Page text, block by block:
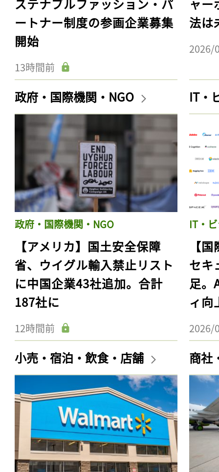
ステナブルファッション・パ
ートナー制度の参画企業募集
開始
13時間前
ャー
法は
2026/
政府・国際機関・NGO
政府・国際機関・NGO
【アメリカ】国土安全保障
省、ウイグル輸入禁止リスト
に中国企業43社追加。合計
187社に
12時間前
IT・
IT・
【
セキ
足。
ィ向
2026/
小売・宿泊・飲食・店舗 商社